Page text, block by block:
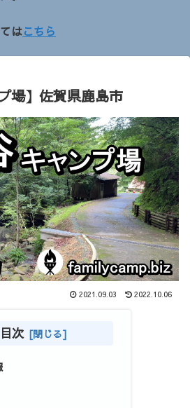
はこちら
場】佐賀県鹿島市
2021.09.03 2022.10.06
目次